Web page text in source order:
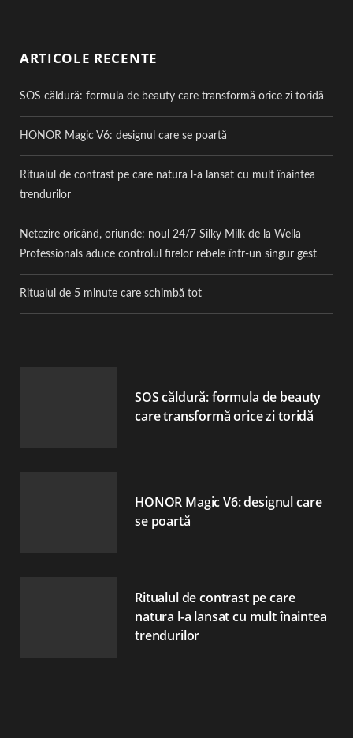
ARTICOLE RECENTE
SOS căldură: formula de beauty care transformă orice zi toridă
HONOR Magic V6: designul care se poartă
Ritualul de contrast pe care natura l-a lansat cu mult înaintea
trendurilor
Netezire oricând, oriunde: noul 24/7 Silky Milk de la Wella
Professionals aduce controlul firelor rebele într-un singur gest
Ritualul de 5 minute care schimbă tot
SOS căldură: formula de beauty
care transformă orice zi toridă
HONOR Magic V6: designul care
se poartă
Ritualul de contrast pe care
natura l-a lansat cu mult înaintea
trendurilor